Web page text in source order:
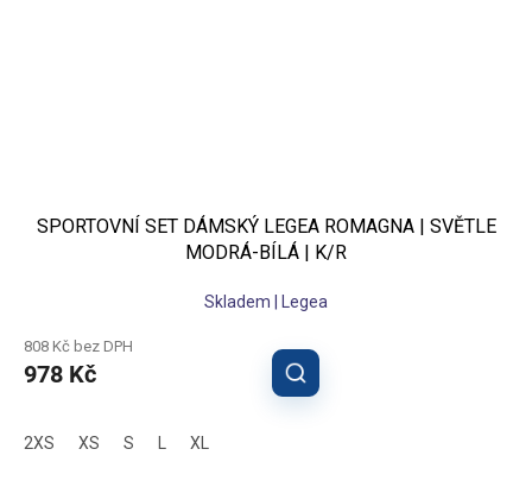
SPORTOVNÍ SET DÁMSKÝ LEGEA ROMAGNA | SVĚTLE
MODRÁ-BÍLÁ | K/R
Skladem | Legea
808 Kč bez DPH
978 Kč
2XS XS S XL